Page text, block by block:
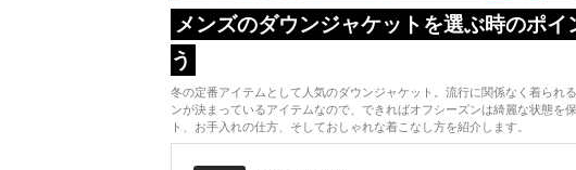
メンズのダウンジャケットを選ぶ時のポ
う
冬の定番アイテムとして人気のダウンジャケット。流行に関係なく着ら
ンが決まっているアイテムなので、できればオフシーズンは綺麗な状態を
ト、お手入れの仕方、そしておしゃれな着こなし方を紹介します。